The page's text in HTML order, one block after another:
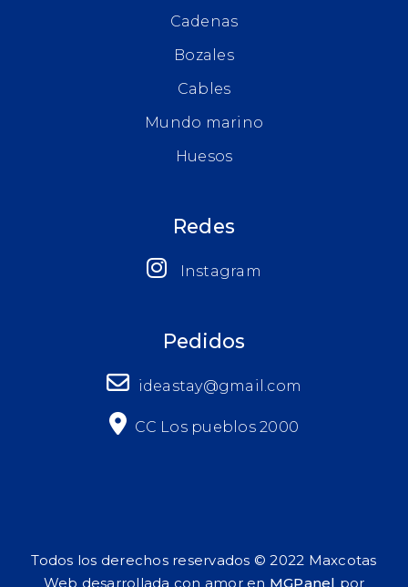
Cadenas
Bozales
Cables
Mundo marino
Huesos
Redes
Instagram
Pedidos
ideastay@gmail.com
CC Los pueblos 2000
Todos los derechos reservados © 2022 Maxcotas
Web desarrollada con amor en MGPanel por